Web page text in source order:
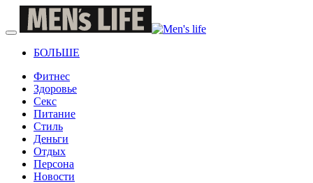
БОЛЬШЕ
Фитнес
Здоровье
Секс
Питание
Стиль
Деньги
Отдых
Персона
Новости